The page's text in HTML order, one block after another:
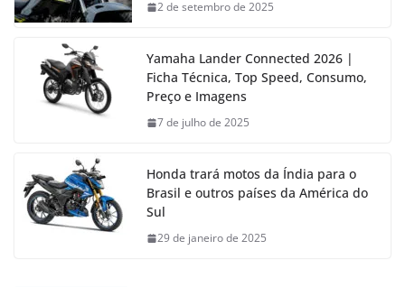
2 de setembro de 2025
Yamaha Lander Connected 2026 |
Ficha Técnica, Top Speed, Consumo,
Preço e Imagens
7 de julho de 2025
Honda trará motos da Índia para o
Brasil e outros países da América do
Sul
29 de janeiro de 2025